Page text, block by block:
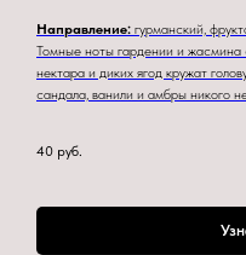
Направление: гурманский,
Томные ноты гардении и жасмина
нектара и диких ягод кружат
сандала, ванили и амбры никого
40 руб.